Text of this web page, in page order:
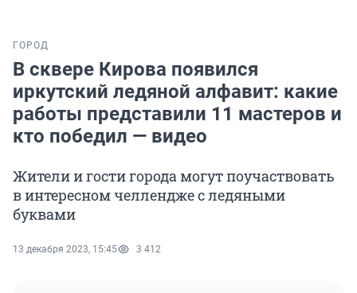
ГОРОД
В сквере Кирова появился
иркутский ледяной алфавит: какие
работы представили 11 мастеров и
кто победил — видео
Жители и гости города могут поучаствовать
в интересном челлендже с ледяными
буквами
13 декабря 2023, 15:45 3 412